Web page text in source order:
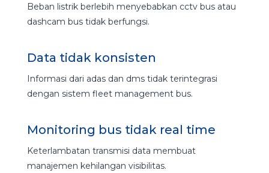
Beban listrik berlebih menyebabkan cctv bus atau
dashcam bus tidak berfungsi.
Data tidak konsisten
Informasi dari adas dan dms tidak terintegrasi
dengan sistem fleet management bus.
Monitoring bus tidak real time
Keterlambatan transmisi data membuat
manajemen kehilangan visibilitas.